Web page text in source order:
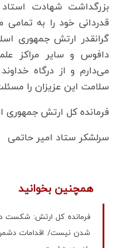
بزرگداشت شهادت
قدردانی خود را به تمامی
گرانقدر ارتش جمهوری
دافوس و سایر مراکز
می‌دارم و از درگاه
سلامت این عزیزان را
فرمانده کل ارتش جمهوری
سرلشکر ستاد امیر حاتمی
همچنین بخوانید
فرمانده کل ارتش: شکست
شدن نیست/ اقدامات